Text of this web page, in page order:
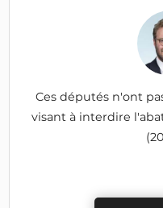
Ces députés n'ont
visant à interdire